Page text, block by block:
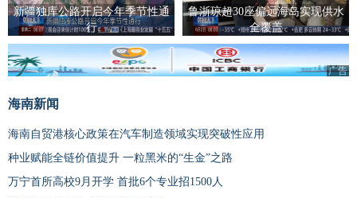
新疆独库公路开启今年季节性通
行
鲁浙琼超30座偏远海岛实现供水
全覆盖
广告
海南新闻
海南自贸港核心政策在汽车制造领域实现突破性应用
种业赋能全链价值提升 一粒黑米的“生金”之路
万宁首所高校9月开学 首批6个专业招1500人